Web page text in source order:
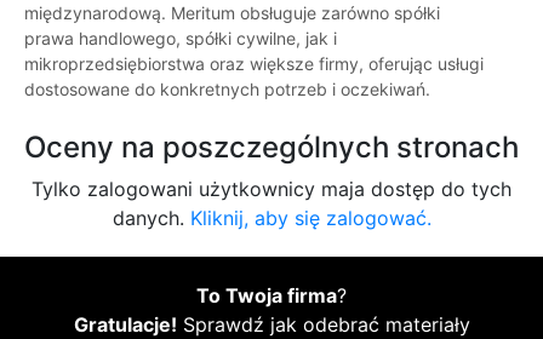
międzynarodową. Meritum obsługuje zarówno spółki
prawa handlowego, spółki cywilne, jak i
mikroprzedsiębiorstwa oraz większe firmy, oferując usługi
dostosowane do konkretnych potrzeb i oczekiwań.
Oceny na poszczególnych stronach
Tylko zalogowani użytkownicy maja dostęp do tych
danych. Kliknij, aby się zalogować.
To Twoja firma?
Gratulacje! Sprawdź jak odebrać materiały